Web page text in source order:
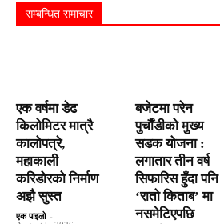
सम्बन्धित समाचार
एक वर्षमा डेढ
किलोमिटर मात्रै
कालोपत्रे,
महाकाली
करिडोरको निर्माण
अझै सुस्त
एक पाइलो -
बजेटमा परेन
पुर्चौंडीको मुख्य
सडक योजना :
लगातार तीन वर्ष
सिफारिस हुँदा पनि
‘रातो किताब’ मा
नसमेटिएपछि